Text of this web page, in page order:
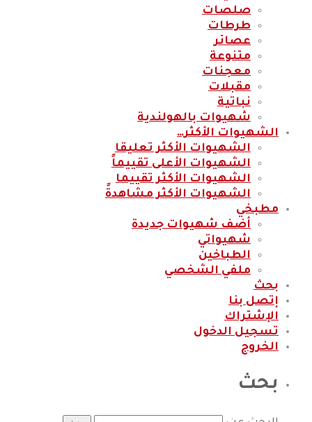
صلصات
طرطات
عصائر
متنوعة
معجنات
مقبلات
نباتية
شهيوات بالهولندية
الشهيوات الأكثر…
الشهيوات الأكثر تعليقا
الشهيوات الأعلى تقييماً
الشهيوات الأكثر تقييما
الشهيوات الأكثر مشاهدةً
مطبخي
أضف شهيوات جديدة
شهيواتي
الطباخين
ملفي الشخصي
بحث
إتصل بنا
الإشتراك
تسجيل الدخول
الخروج
بحث